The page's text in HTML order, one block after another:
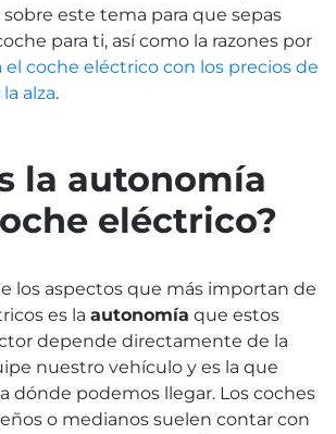
este tema para que sepas
para ti, así como la razones por
el coche eléctrico con los precios de
alza.
la autonomía
eléctrico?
los aspectos que más importan de
es la autonomía que estos
depende directamente de la
nuestro vehículo y es la que
dónde podemos llegar. Los coches
o medianos suelen contar con